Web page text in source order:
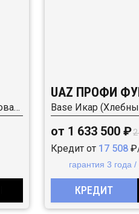
Base Икар (длинная база) Промтоварный 2.7 5MT (150 л.с.) RWD
UAZ ПРОФИ
от 1 633 500 ₽
Кредит от 17 508
гарантия 3 года
КРЕДИТ